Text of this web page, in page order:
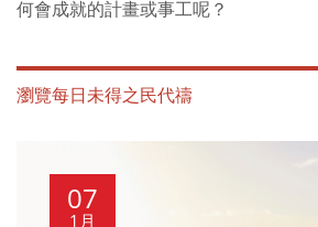
何會成就的計畫或事工呢？
瀏覽每日未得之民代禱
07
1月